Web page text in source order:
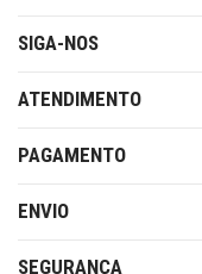
SIGA-NOS
ATENDIMENTO
PAGAMENTO
ENVIO
SEGURANÇA